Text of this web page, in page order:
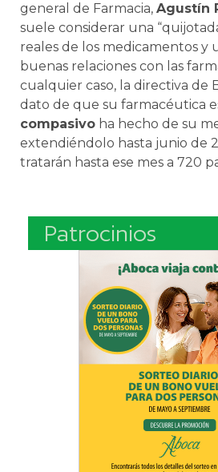
general de Farmacia, Agustín
suele considerar una
reales de los medicamentos y
buenas relaciones con las
cualquier caso, la directiva de
dato de que su farmacéutica
compasivo ha hecho de su
extendiéndolo hasta junio de
tratarán hasta ese mes a 720
Patrocinios